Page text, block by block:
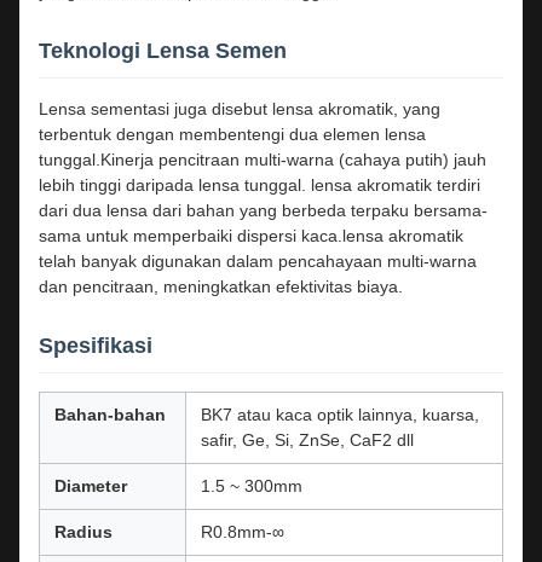
Teknologi Lensa Semen
Lensa sementasi juga disebut lensa akromatik, yang
terbentuk dengan membentengi dua elemen lensa
tunggal.Kinerja pencitraan multi-warna (cahaya putih) jauh
lebih tinggi daripada lensa tunggal. lensa akromatik terdiri
dari dua lensa dari bahan yang berbeda terpaku bersama-
sama untuk memperbaiki dispersi kaca.lensa akromatik
telah banyak digunakan dalam pencahayaan multi-warna
dan pencitraan, meningkatkan efektivitas biaya.
Spesifikasi
Bahan-bahan
BK7 atau kaca optik lainnya, kuarsa,
safir, Ge, Si, ZnSe, CaF2 dll
Diameter 1.5 ~ 300mm
Radius R0.8mm-∞